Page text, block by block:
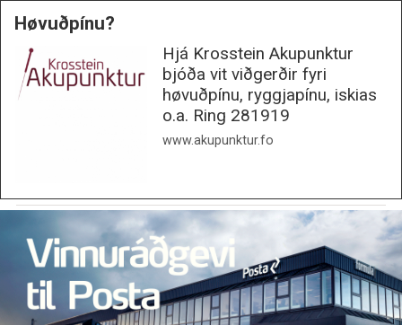
Høvuðpínu?
Hjá Krosstein Akupunktur
bjóða vit viðgerðir fyri
høvuðpínu, ryggjapínu, iskias
o.a. Ring 281919
www.akupunktur.fo